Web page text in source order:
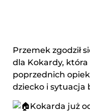
Przemek zgodził
dla Kokardy, która
poprzednich
dziecko i sytuacja
Kokarda już